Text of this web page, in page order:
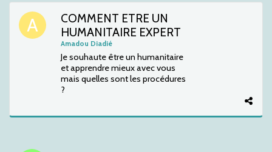
COMMENT ETRE UN
HUMANITAIRE EXPERT
Amadou Diadié
Je souhaute être un humanitaire
et apprendre mieux avec vous
mais quelles sont les procédures
?